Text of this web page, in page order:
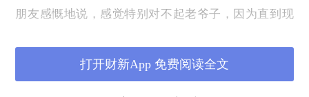
朋友感慨地说，感觉特别对不起老爷子，因为直到现
当然，或多或少你也许会觉得不合适。
但，以黑色幽默的方式悼念，也是一种真实的感慨。
打开财新App 免费阅读全文